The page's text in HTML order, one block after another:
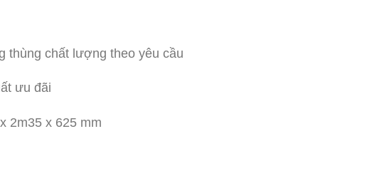
thùng chất lượng theo yêu cầu
ưu đãi
2m35 x 625 mm